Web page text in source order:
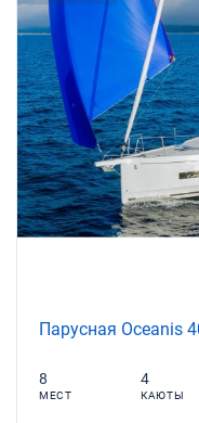
Парусная Oceanis
8
МЕСТ
4
КАЮТЫ